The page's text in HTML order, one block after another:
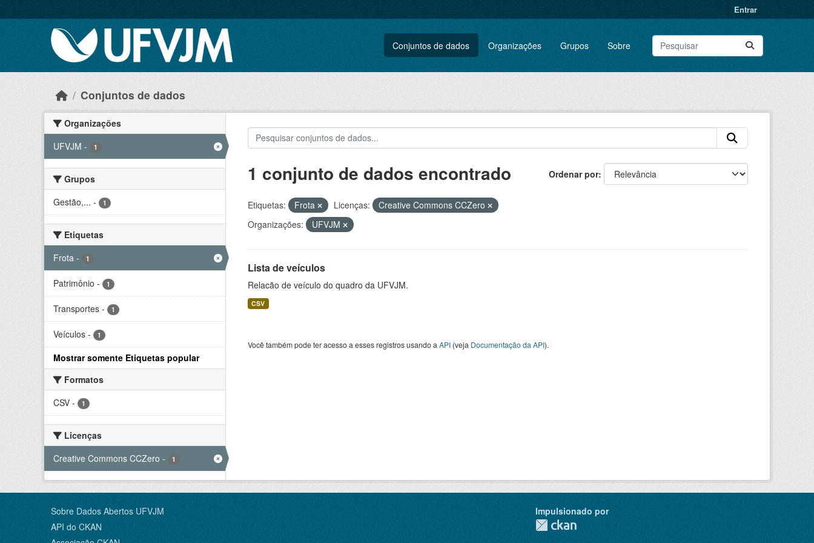
Entrar
Conjuntos de dados Organizações Grupos Sobre
Conjuntos de dados
Organizações
UFVJM - 1
Grupos
Gestão,... - 1
Etiquetas
Frota - 1
Patrimônio - 1
Transportes - 1
Veículos - 1
Mostrar somente Etiquetas popular
Formatos
CSV - 1
Licenças
Creative Commons CCZero - 1
Ordenar por
1 conjunto de dados encontrado
Etiquetas: Frota Licenças:
Creative Commons CCZero
Organizações:
UFVJM
Lista de veículos
Relacão de veículo do quadro da UFVJM.
CSV
Você também pode ter acesso a esses registros usando a API(veja Documentação da API).
Sobre Dados Abertos UFVJM
API do CKAN
Impulsionado por